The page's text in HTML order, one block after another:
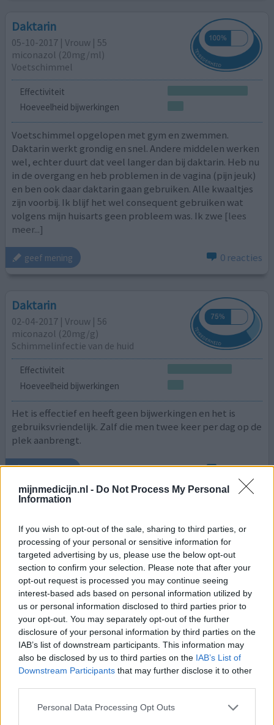
mijnmedicijn.nl - Do Not Process My Personal
Information
If you wish to opt-out of the sale, sharing to third parties, or
processing of your personal or sensitive information for
targeted advertising by us, please use the below opt-out
section to confirm your selection. Please note that after your
opt-out request is processed you may continue seeing
interest-based ads based on personal information utilized by
us or personal information disclosed to third parties prior to
your opt-out. You may separately opt-out of the further
disclosure of your personal information by third parties on the
IAB’s list of downstream participants. This information may
also be disclosed by us to third parties on the IAB’s List of
Downstream Participants that may further disclose it to other
Personal Data Processing Opt Outs
Daktarin
05-10-2017 | Vrouw | 55
miconazol (20mg/ml)
Voetschimmel
Effectiviteit
Hoeveelheid bijwerkingen
Voetschimmel opgelopen met gym en zwemmen.
Daktarin werkt grondig en snel. Andere middelen werken
wel, echter duurt dat veel langer dan bij daktarin. Heb nu
in de overgang en heb problemen in de vagina (pijn jeuk)
en ben ook daar daktarin gaan gebruiken. Alle kwaaltjes
zijn voorbij. Ik blijf het wel consequent gebruiken wat
volgens mijn huisarts geen probleem was. Ik zwe [lees
meer...]
geef mening 0 reacties
Daktarin
02-04-2017 | Vrouw | 56
miconazol (20mg/g)
Schimmelinfectie van de huid
Effectiviteit
Hoeveelheid bijwerkingen
Het is effectief en heeft geen bijwerkingen en het is
gebruiksvriendelijk. Zalf die men twee keer per dag op de
plek aanbrengt.
geef mening 0 reacties
03-01-2017 | Man | 39
miconazol (20mg/ml)
Voetschimmel
Effectiviteit
Hoeveelheid bijwerkingen
geef mening 0 reacties